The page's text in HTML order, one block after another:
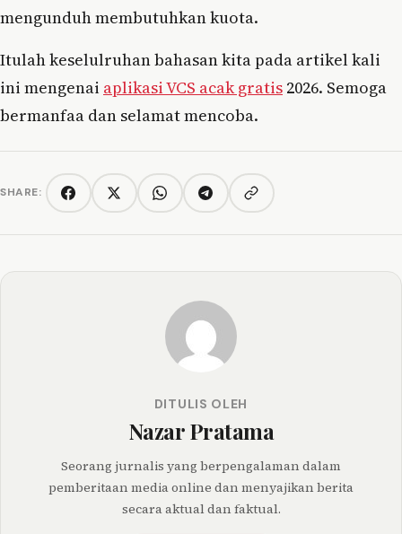
mengunduh membutuhkan kuota.
Itulah keselulruhan bahasan kita pada artikel kali
ini mengenai aplikasi VCS acak gratis 2026. Semoga
bermanfaa dan selamat mencoba.
SHARE: FacebookTwitter/XWhatsAppTelegramCopy link
DITULIS OLEH
Nazar Pratama
Seorang jurnalis yang berpengalaman dalam
pemberitaan media online dan menyajikan berita
secara aktual dan faktual.